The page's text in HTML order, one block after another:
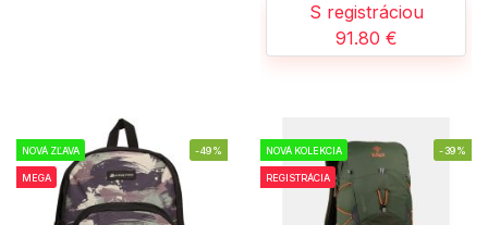
S registráciou
91.80 €
NOVÁ ZĽAVA
MEGA
-49% NOVÁ KOLEKCIA
REGISTRÁCIA
-39%